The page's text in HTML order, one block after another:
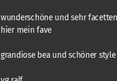
wunderschöne und sehr
hier mein fave
grandiose bea und schöner style